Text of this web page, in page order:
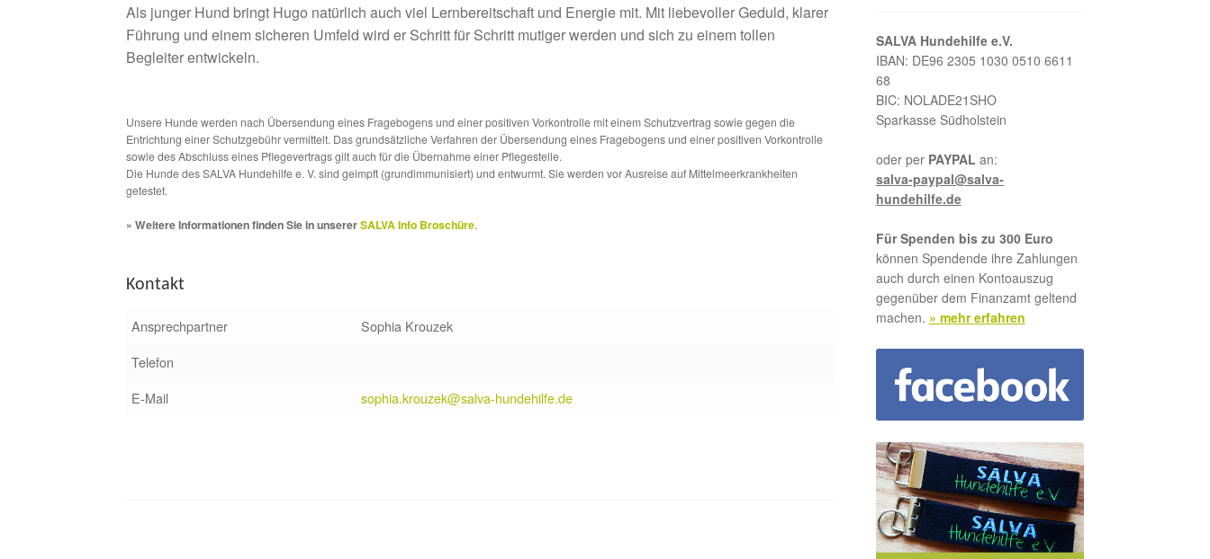
Als junger Hund bringt Hugo natürlich auch viel Lernbereitschaft und Energie mit. Mit liebevoller Geduld, klarer
Führung und einem sicheren Umfeld wird er Schritt für Schritt mutiger werden und sich zu einem tollen
Begleiter entwickeln.
Unsere Hunde werden nach Übersendung eines Fragebogens und einer positiven Vorkontrolle mit einem Schutzvertrag sowie gegen die
Entrichtung einer Schutzgebühr vermittelt. Das grundsätzliche Verfahren der Übersendung eines Fragebogens und einer positiven Vorkontrolle
sowie des Abschluss eines Pflegevertrags gilt auch für die Übernahme einer Pflegestelle.
Die Hunde des SALVA Hundehilfe e. V. sind geimpft (grundimmunisiert) und entwurmt. Sie werden vor Ausreise auf Mittelmeerkrankheiten
getestet.
» Weitere Informationen finden Sie in unsererSALVA Info Broschüre.
Kontakt
Ansprechpartner
Sophia Krouzek
Telefon
E-Mail
sophia.krouzek@salva-hundehilfe.de
SALVA Hundehilfe e.V.
IBAN: DE96 2305 1030 0510 6611
68
BIC: NOLADE21SHO
Sparkasse Südholstein
oder per PAYPAL an:
salva-paypal@salva-
hundehilfe.de
Für Spenden bis zu 300 Euro
können Spendende ihre Zahlungen
auch durch einen Kontoauszug
gegenüber dem Finanzamt geltend
machen. » mehr erfahren